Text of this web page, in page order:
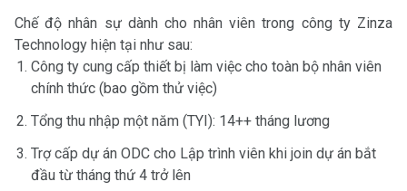
Chế độ nhân sự dành cho nhân viên trong công ty Zinza
Technology hiện tại như sau:
Công ty cung cấp thiết bị làm việc cho toàn bộ nhân viên
chính thức (bao gồm thử việc)
Tổng thu nhập một năm (TYI): 14++ tháng lương
Trợ cấp dự án ODC cho Lập trình viên khi join dự án bắt
đầu từ tháng thứ 4 trở lên